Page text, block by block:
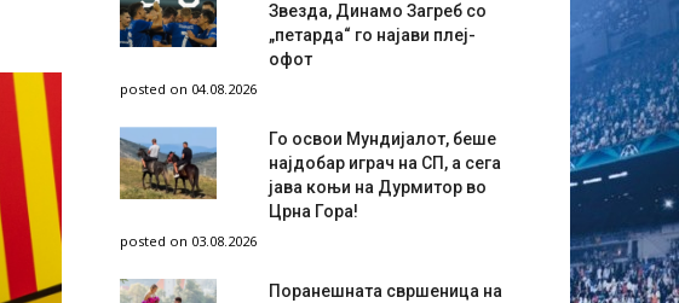
Звезда, Динамо Загреб со
„петарда“ го најави плеј-
офот
posted on 04.08.2026
Го освои Мундијалот, беше
најдобар играч на СП, а сега
јава коњи на Дурмитор во
Црна Гора!
posted on 03.08.2026
Поранешната свршеница на